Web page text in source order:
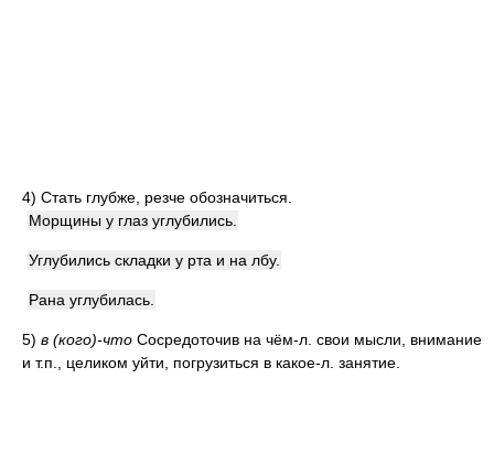
4) Стать глубже, резче обозначиться.
Морщины у глаз углубились.
Углубились складки у рта и на лбу.
Рана углубилась.
5) в (кого)-что Сосредоточив на чём-л. свои мысли, внимание
и т.п., целиком уйти, погрузиться в какое-л. занятие.